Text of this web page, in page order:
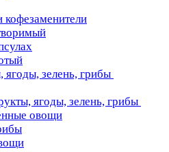
кофезаменители
зелень, грибы
ягоды, зелень, грибы
овощи